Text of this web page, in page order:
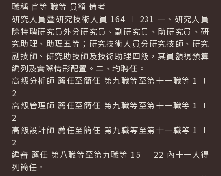
職稱 官等 職等 員額 備考
研究人員暨研究技術人員 164 ∣ 231 一、研究人員
除特聘研究員外分研究員、副研究員、助研究員、研
究助理、助理五等；研究技術人員分研究技師、研究
副技師、研究助技師及技術助理四級，其員額視預算
編列及實際情形配置。二、均聘任。
高級分析師 薦任至簡任 第九職等至第十一職等 1 ∣
2
高級管理師 薦任至簡任 第九職等至第十一職等 1 ∣
2
高級設計師 薦任至簡任 第九職等至第十一職等 1 ∣
2
編審 薦任 第八職等至第九職等 15 ∣ 22 內十一人得
列簡任。